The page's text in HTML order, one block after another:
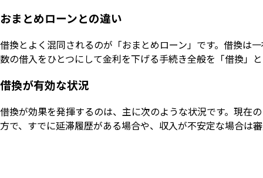
おまとめローンとの違い
借換とよく混同されるのが「おまとめローン」です。借換は
数の借入をひとつにして金利を下げる手続き全般を「借換」
借換が有効な状況
借換が効果を発揮するのは、主に次のような状況です。現在
方で、すでに延滞履歴がある場合や、収入が不安定な場合は